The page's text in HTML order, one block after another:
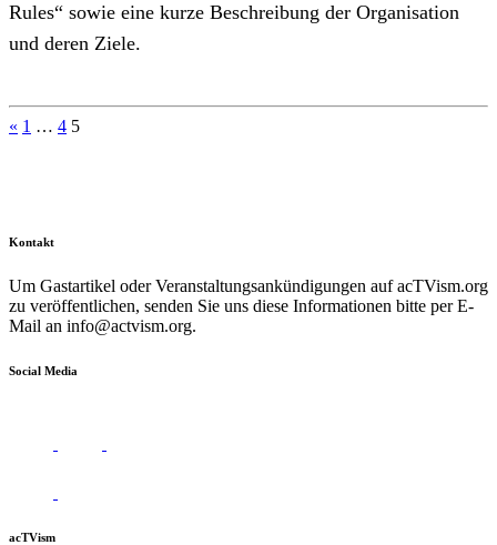
Rules“ sowie eine kurze Beschreibung der Organisation
und deren Ziele.
Seitennummerierung
« 1 … 4 5
Kontakt
Um Gastartikel oder Veranstaltungsankündigungen auf acTVism.org
zu veröffentlichen, senden Sie uns diese Informationen bitte per E-
Mail an info@actvism.org.
Social Media
acTVism